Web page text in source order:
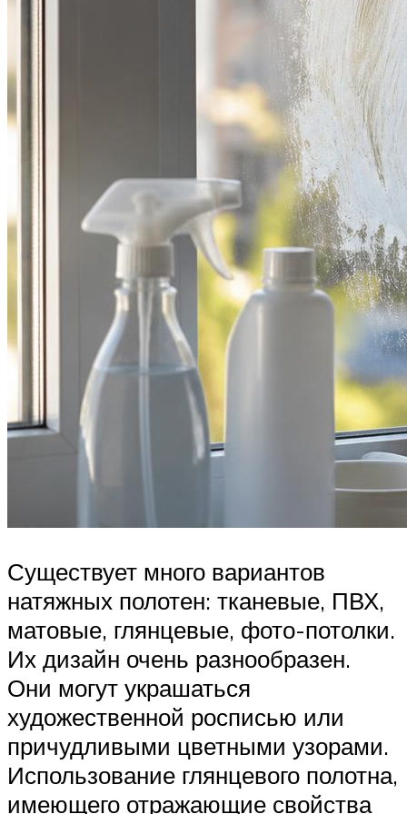
Существует много вариантов
натяжных полотен: тканевые, ПВХ,
матовые, глянцевые, фото-потолки.
Их дизайн очень разнообразен.
Они могут украшаться
художественной росписью или
причудливыми цветными узорами.
Использование глянцевого полотна,
имеющего отражающие свойства